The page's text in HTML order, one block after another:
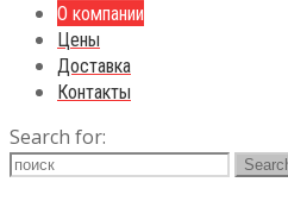
О компании
Цены
Доставка
Контакты
Search for: